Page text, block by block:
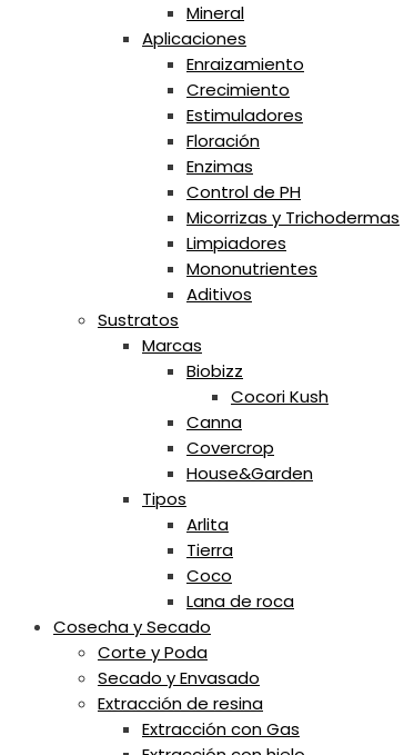
Mineral
Aplicaciones
Enraizamiento
Crecimiento
Estimuladores
Floración
Enzimas
Control de PH
Micorrizas y Trichodermas
Limpiadores
Mononutrientes
Aditivos
Sustratos
Marcas
Biobizz
Cocori Kush
Canna
Covercrop
House&Garden
Tipos
Arlita
Tierra
Coco
Lana de roca
Cosecha y Secado
Corte y Poda
Secado y Envasado
Extracción de resina
Extracción con Gas